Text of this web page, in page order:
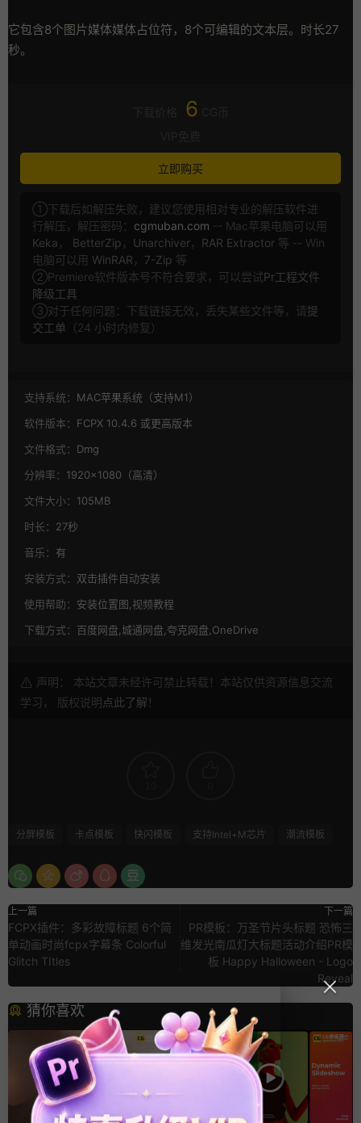
它包含8个图片媒体媒体占位符，8个可编辑的文本层。时长27
秒。
6
立即购买
①下载后如解压失败，建议您使用相对专业的解压软件进
行解压，解压密码： cgmuban.com -- Mac苹果电脑可以用
Keka ， BetterZip ， Unarchiver， RAR Extractor 等 -- Win
电脑可以用 WinRAR ， 7-Zip 等
②Premiere软件版本号不符合要求，可以尝试Pr工程文件
降级工具
③对于任何问题：下载链接无效，丢失某些文件等，请提
交工单 （24 小时内修复）
支持系统： MAC苹果系统（支持M1）
软件版本： FCPX 10.4.6 或更高版本
文件格式： Dmg
分辨率： 1920×1080（高清）
文件大小： 105MB
时长： 27秒
音乐： 有
安装方式： 双击插件自动安装
使用帮助： 安装位置图,视频教程
下载方式： 百度网盘,城通网盘,夸克网盘,OneDrive
声明： 本站文章未经许可禁止转载！本站仅供资源信息交流
学习， 版权说明点此了解 ！
分屏模板 卡点模板 快闪模板 支持Intel+M芯片 潮流模板
上一篇
FCPX插件：多彩故障标题 6个简
单动画时尚fcpx字幕条 Colorful
Glitch TItles
下一篇
PR模板：万圣节片头标题 恐怖三
维发光南瓜灯大标题活动介绍PR模
板 Happy Halloween - Logo
Reveal
猜你喜欢